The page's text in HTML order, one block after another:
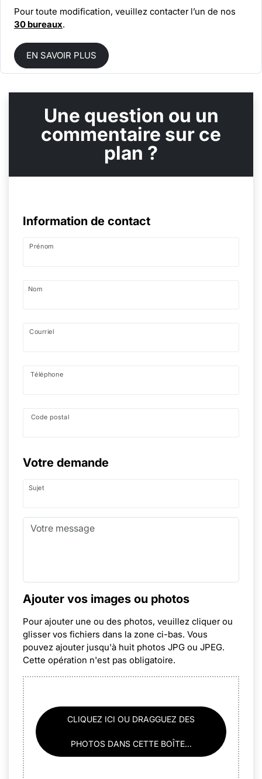
Pour toute modification, veuillez contacter l’un de nos
30 bureaux.
EN SAVOIR PLUS
Une question ou un
commentaire sur ce
plan ?
Information de contact
Prénom
Nom
Courriel
Téléphone
Code postal
Votre demande
Sujet
Ajouter vos images ou photos
Pour ajouter une ou des photos, veuillez cliquer ou
glisser vos fichiers dans la zone ci-bas. Vous
pouvez ajouter jusqu'à huit photos JPG ou JPEG.
Cette opération n'est pas obligatoire.
CLIQUEZ ICI OU DRAGGUEZ DES
PHOTOS DANS CETTE BOÎTE...